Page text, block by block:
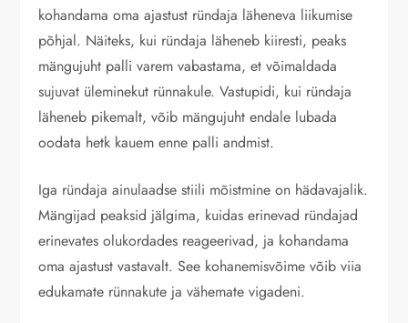
kohandama oma ajastust ründaja läheneva liikumise
põhjal. Näiteks, kui ründaja läheneb kiiresti, peaks
mängujuht palli varem vabastama, et võimaldada
sujuvat üleminekut rünnakule. Vastupidi, kui ründaja
läheneb pikemalt, võib mängujuht endale lubada
oodata hetk kauem enne palli andmist.
Iga ründaja ainulaadse stiili mõistmine on hädavajalik.
Mängijad peaksid jälgima, kuidas erinevad ründajad
erinevates olukordades reageerivad, ja kohandama
oma ajastust vastavalt. See kohanemisvõime võib viia
edukamate rünnakute ja vähemate vigadeni.